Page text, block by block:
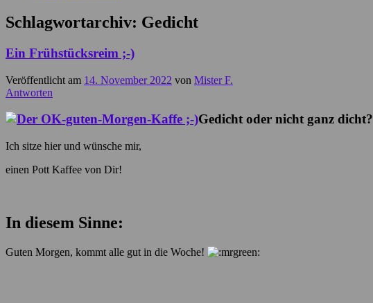
Schlagwortarchiv: Gedicht
Ein Frühstücksreim ;-)
Veröffentlicht am 14. November 2022 von Mister F.
Antworten
Gedicht oder nicht ganz dicht?
Ich sitze hier und wünsche mir,
einen Pott Kaffee von Dir!
In diesem Sinne:
Guten Morgen, kommt alle gut in die Woche!